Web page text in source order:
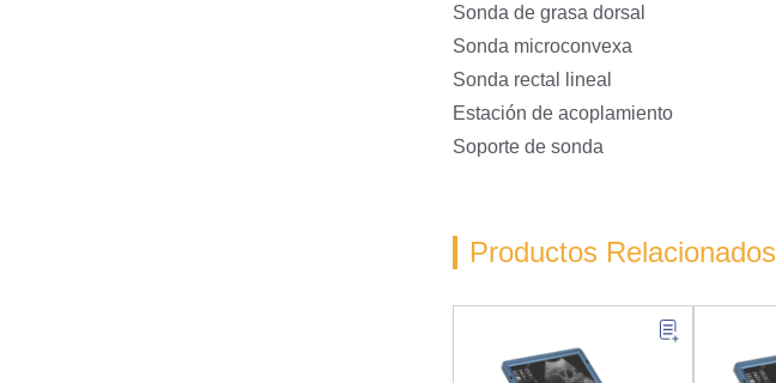
Sonda de grasa dorsal
Sonda microconvexa
Sonda rectal lineal
Estación de acoplamiento
Soporte de sonda
Productos Relacionados